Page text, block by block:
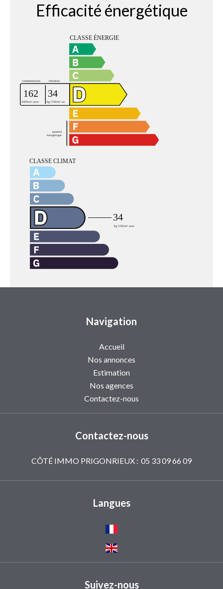
Efficacité énergétique
Navigation
Accueil
Nos annonces
Estimation
Nos agences
Contactez-nous
Contactez-nous
CÔTÉ IMMO PRIGONRIEUX : 05 33 09 66 09
Langues
Suivez-nous